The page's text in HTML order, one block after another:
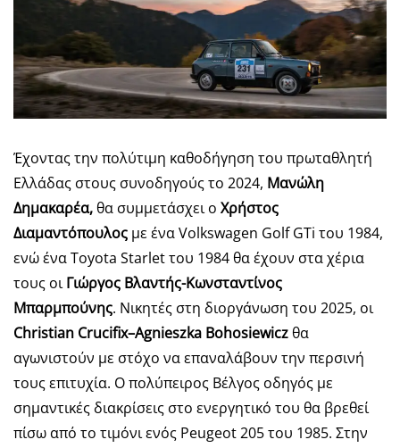
Έχοντας την πολύτιμη καθοδήγηση του πρωταθλητή
Ελλάδας στους συνοδηγούς το 2024, Μανώλη
Δημακαρέα,θα συμμετάσχει ο Χρήστος
Διαμαντόπουλος με ένα Volkswagen Golf GTi του 1984,
ενώ ένα Toyota Starlet του 1984 θα έχουν στα χέρια
τους οιΓιώργος Βλαντής-Κωνσταντίνος
Μπαρμπούνης. Νικητές στη διοργάνωση του 2025, οι
Christian Crucifix–Agnieszka Bohosiewiczθα
αγωνιστούν με στόχο να επαναλάβουν την περσινή
τους επιτυχία. Ο πολύπειρος Βέλγος οδηγός με
σημαντικές διακρίσεις στο ενεργητικό του θα βρεθεί
πίσω από το τιμόνι ενός Peugeot 205 του 1985. Στην